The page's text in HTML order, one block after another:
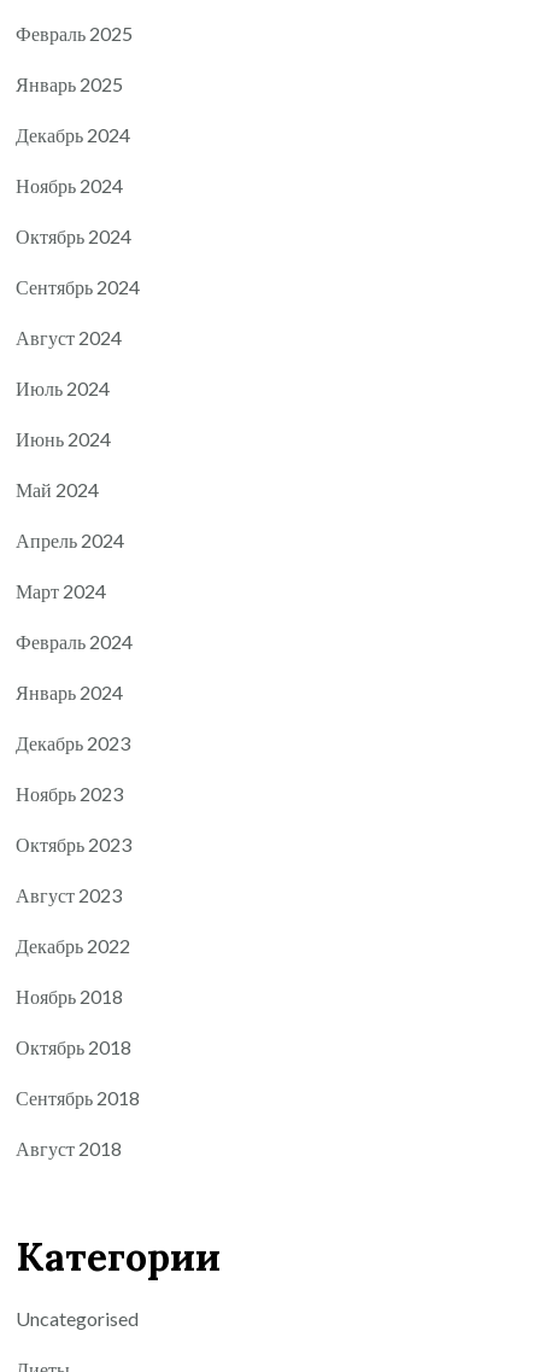
Февраль 2025
Январь 2025
Декабрь 2024
Ноябрь 2024
Октябрь 2024
Сентябрь 2024
Август 2024
Июль 2024
Июнь 2024
Май 2024
Апрель 2024
Март 2024
Февраль 2024
Январь 2024
Декабрь 2023
Ноябрь 2023
Октябрь 2023
Август 2023
Декабрь 2022
Ноябрь 2018
Октябрь 2018
Сентябрь 2018
Август 2018
Категории
Uncategorised